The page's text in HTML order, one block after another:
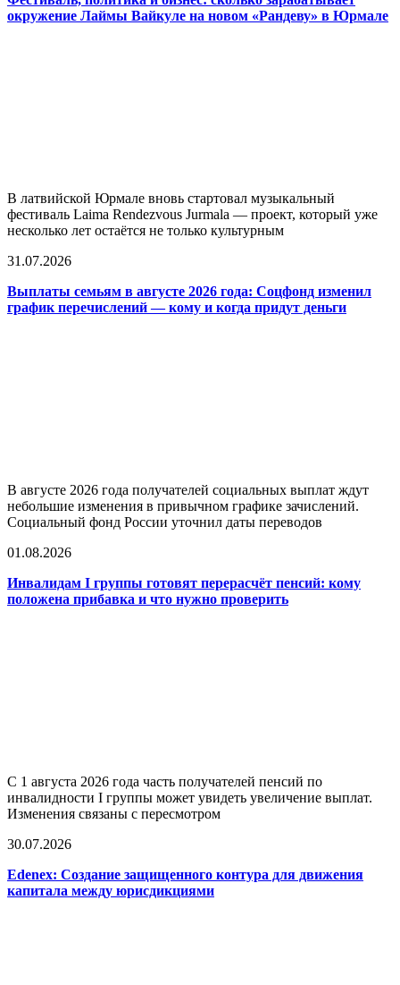
окружение Лаймы Вайкуле на новом «Рандеву» в Юрмале
В латвийской Юрмале вновь стартовал музыкальный
фестиваль Laima Rendezvous Jurmala — проект, который уже
несколько лет остаётся не только культурным
31.07.2026
Выплаты семьям в августе 2026 года: Соцфонд изменил
график перечислений — кому и когда придут деньги
В августе 2026 года получателей социальных выплат ждут
небольшие изменения в привычном графике зачислений.
Социальный фонд России уточнил даты переводов
01.08.2026
Инвалидам I группы готовят перерасчёт пенсий: кому
положена прибавка и что нужно проверить
С 1 августа 2026 года часть получателей пенсий по
инвалидности I группы может увидеть увеличение выплат.
Изменения связаны с пересмотром
30.07.2026
Edenex: Создание защищенного контура для движения
капитала между юрисдикциями